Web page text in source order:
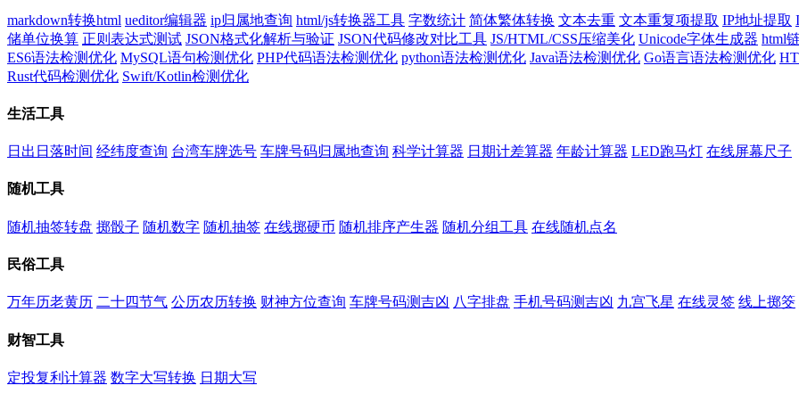
markdown转换html ueditor编辑器 ip归属地查询 html/js转换器工具 字数统计 简体繁体转换 文本去重 文本重复项提取 IP地址提取
储单位换算 正则表达式测试 JSON格式化解析与验证 JSON代码修改对比工具 JS/HTML/CSS压缩美化 Unicode字体生成器 html
ES6语法检测优化 MySQL语句检测优化 PHP代码语法检测优化 python语法检测优化 Java语法检测优化 Go语言语法检测优化
Rust代码检测优化 Swift/Kotlin检测优化
生活工具
日出日落时间 经纬度查询 台湾车牌选号 车牌号码归属地查询 科学计算器 日期计差算器 年龄计算器 LED跑马灯 在线屏幕尺子
随机工具
随机抽签转盘 掷骰子 随机数字 随机抽签 在线掷硬币 随机排序产生器 随机分组工具 在线随机点名
民俗工具
万年历老黄历 二十四节气 公历农历转换 财神方位查询 车牌号码测吉凶 八字排盘 手机号码测吉凶 九宫飞星 在线灵签 线上掷筊
财智工具
定投复利计算器 数字大写转换 日期大写